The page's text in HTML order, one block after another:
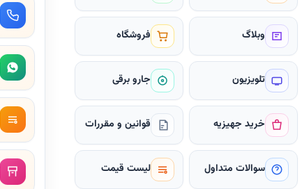
وبلاگ فروشگاه
تلویزیون جارو برقی
خرید جهیزیه قوانین و مقررات
سوالات متداول لیست قیمت